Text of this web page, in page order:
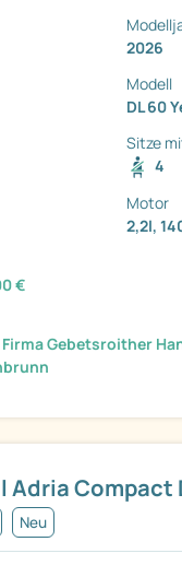
Compact
Neu
2026
Modell
DL 60
Sitze
4
Motor
2,2l,
€
Firma Gebetsroither